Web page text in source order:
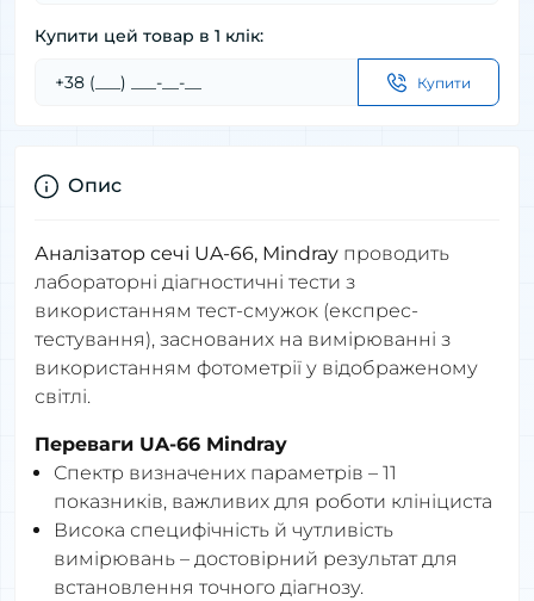
Купити цей товар в 1 клік:
Купити
Опис
Аналізатор сечі UA-66, Mindray проводить
лабораторні діагностичні тести з
використанням тест-смужок (експрес-
тестування), заснованих на вимірюванні з
використанням фотометрії у відображеному
світлі.
Переваги UA-66 Mindray
Спектр визначених параметрів – 11
показників, важливих для роботи клініциста
Висока специфічність й чутливість
вимірювань – достовірний результат для
встановлення точного діагнозу.